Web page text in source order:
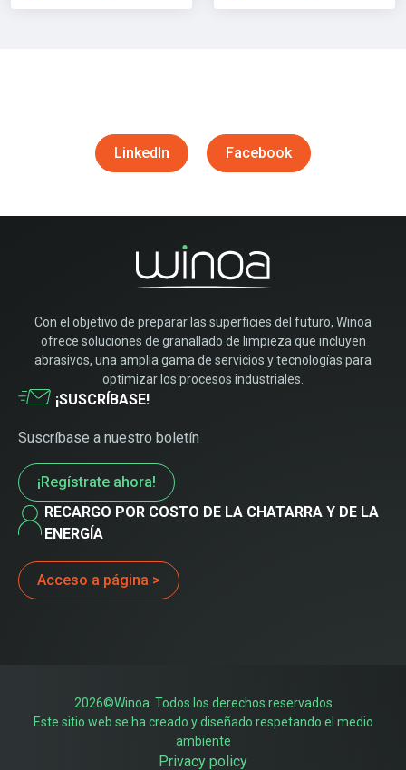
LinkedIn Facebook
Con el objetivo de preparar las superficies del futuro, Winoa
ofrece soluciones de granallado de limpieza que incluyen
abrasivos, una amplia gama de servicios y tecnologías para
optimizar los procesos industriales.
¡SUSCRÍBASE!
Suscríbase a nuestro boletín
¡Regístrate ahora!
RECARGO POR COSTO DE LA CHATARRA Y DE LA
ENERGÍA
Acceso a página >
2026©Winoa. Todos los derechos reservados
Este sitio web se ha creado y diseñado respetando el medio
ambiente
Privacy policy